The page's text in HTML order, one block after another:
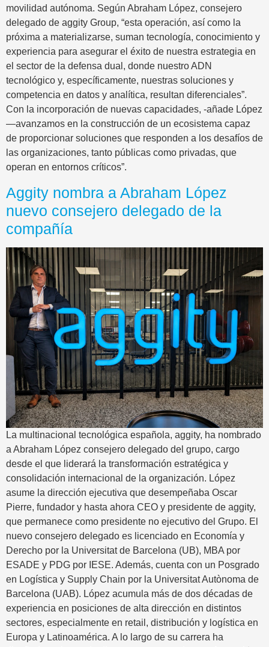
movilidad autónoma. Según Abraham López, consejero
delegado de aggity Group, “esta operación, así como la
próxima a materializarse, suman tecnología, conocimiento y
experiencia para asegurar el éxito de nuestra estrategia en
el sector de la defensa dual, donde nuestro ADN
tecnológico y, específicamente, nuestras soluciones y
competencia en datos y analítica, resultan diferenciales”.
Con la incorporación de nuevas capacidades, -añade López
—avanzamos en la construcción de un ecosistema capaz
de proporcionar soluciones que responden a los desafíos de
las organizaciones, tanto públicas como privadas, que
operan en entornos críticos”.
Aggity nombra a Abraham López
nuevo consejero delegado de la
compañía
La multinacional tecnológica española, aggity, ha nombrado
a Abraham López consejero delegado del grupo, cargo
desde el que liderará la transformación estratégica y
consolidación internacional de la organización. López
asume la dirección ejecutiva que desempeñaba Oscar
Pierre, fundador y hasta ahora CEO y presidente de aggity,
que permanece como presidente no ejecutivo del Grupo. El
nuevo consejero delegado es licenciado en Economía y
Derecho por la Universitat de Barcelona (UB), MBA por
ESADE y PDG por IESE. Además, cuenta con un Posgrado
en Logística y Supply Chain por la Universitat Autònoma de
Barcelona (UAB). López acumula más de dos décadas de
experiencia en posiciones de alta dirección en distintos
sectores, especialmente en retail, distribución y logística en
Europa y Latinoamérica. A lo largo de su carrera ha